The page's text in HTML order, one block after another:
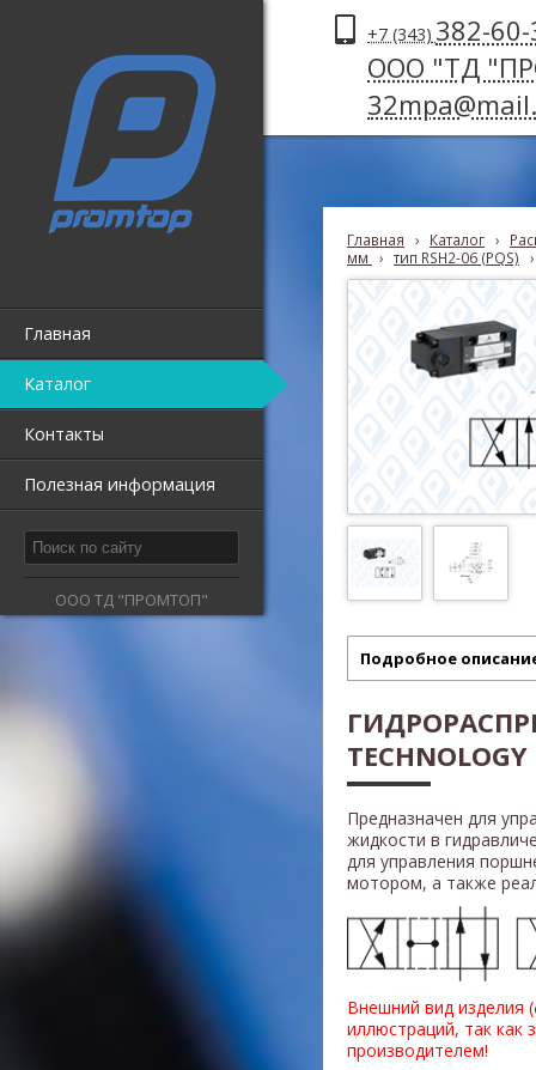
Главная
Каталог
Контакты
Полезная информация
ООО ТД "ПРОМТОП"
+7 (343) 382-
ООО "ТД
Главная › Каталог ›
мм
› тип RSH2-06 (PQS) ›
Подробное
Предназначен для
жидкости в
для управления
мотором, а также
Внешний вид изделия
иллюстраций, так как
производителем!